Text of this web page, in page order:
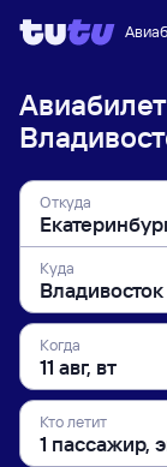
Откуда
Куда
Когда
Кто летит